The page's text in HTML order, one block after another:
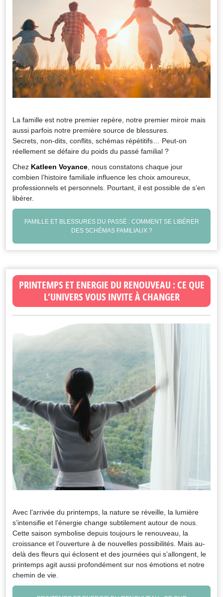
La famille est notre premier repère, notre premier miroir mais
aussi parfois notre première source de blessures.
Secrets, non-dits, conflits, schémas répétitifs… Peut-on
réellement se défaire du poids du passé familial ?
Chez Katleen Voyance, nous constatons chaque jour
combien l’histoire familiale influence les choix amoureux,
professionnels et personnels. Pourtant, il est possible de s’en
libérer.
FAMILLE ET BLESSURES DU PASSÉ : COMMENT SE LIBÉRER
DES SCHÉMAS FAMILIAUX ?
PRINTEMPS ET ENERGIE DU RENOUVEAU : CE QUE
L’UNIVERS VOUS INVITE À CHANGER
Avec l’arrivée du printemps, la nature se réveille, la lumière
s’intensifie et l’énergie change subtilement autour de nous.
Cette saison symbolise depuis toujours le renouveau, la
croissance et l’ouverture à de nouvelles possibilités. Mais au-
delà des fleurs qui éclosent et des journées qui s’allongent, le
printemps agit aussi profondément sur nos émotions et notre
chemin de vie.